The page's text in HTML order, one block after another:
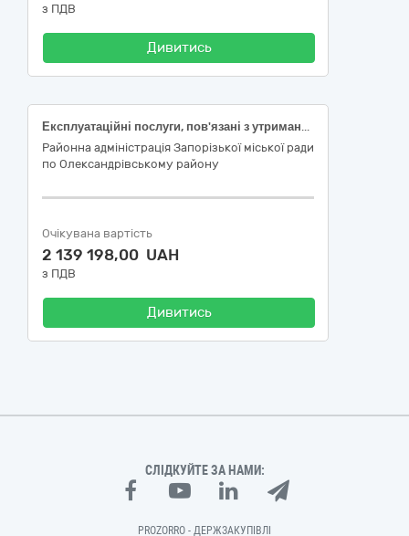
з ПДВ
Дивитись
Експлуатаційні послуги, пов'язані з утриманням об'єктів благоустрою населених пунктів: видалення (звалювання) дерев (з пнями) на внутрішньоквартальних територіях
Районна адміністрація Запорізької міської ради
по Олександрівському району
Очікувана вартість
2 139 198,00 UAH
з ПДВ
Дивитись
СЛІДКУЙТЕ ЗА НАМИ:
PROZORRO - ДЕРЖЗАКУПІВЛІ